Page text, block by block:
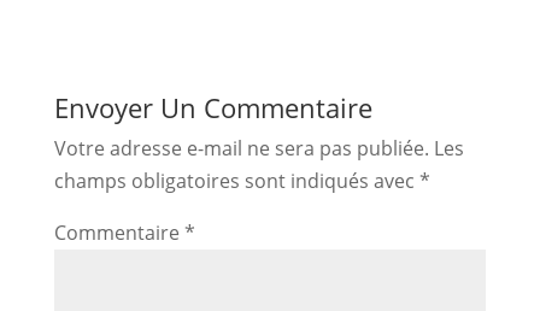
Envoyer Un Commentaire
Votre adresse e-mail ne sera pas publiée. Les
champs obligatoires sont indiqués avec *
Commentaire *